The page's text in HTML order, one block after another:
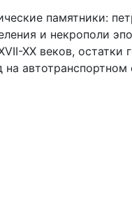
памятники:
и некрополи
XX веков, остатки
автотранспортном